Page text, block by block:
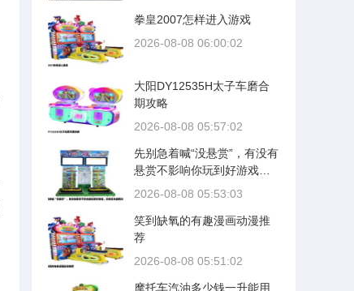
拳皇2007怎样进入游戏
2026-08-08 06:00:02
大阳DY12535H太子车磨合
期攻略
2026-08-08 05:57:02
先别急着喊“没悬赏”，有没有
悬赏不影响你玩到好游戏。
关键是先搞明白你手里这台
新手卡在第一步，不是游戏
选错，是打开方式不对。你
现在最该做的不是满世界
2026-08-08 05:53:03
笑到缺氧的有趣漫画动漫推
荐
2026-08-08 05:51:02
摩托车汽油多少钱一升能用